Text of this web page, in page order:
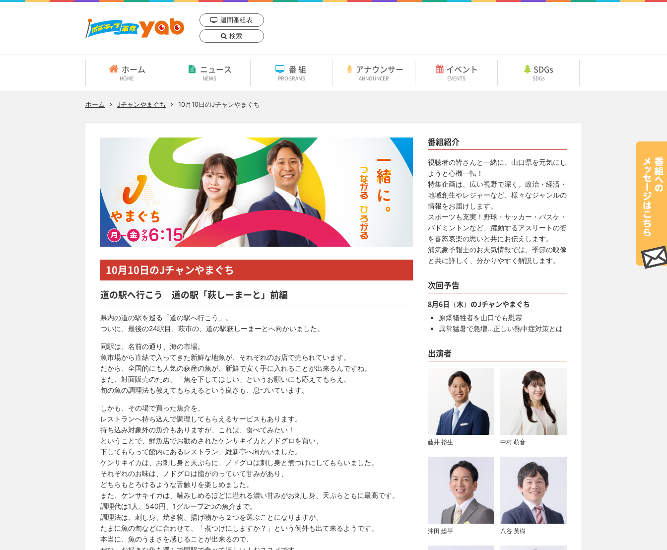
週間番組表
検索
ホーム
HOME
ニュース
NEWS
番組
PROGRAMS
アナウンサー
ANNOUNCER
イベント
EVENTS
SDGs
SDGs
ホーム Jチャンやまぐち 10月10日のJチャンやまぐち
10月10日のJチャンやまぐち
道の駅へ行こう 道の駅「萩しーまーと」前編
県内の道の駅を巡る「道の駅へ行こう」。
ついに、最後の24駅目、萩市の、道の駅萩しーまーとへ向かいました。
同駅は、名前の通り、海の市場。
魚市場から直結で入ってきた新鮮な地魚が、それぞれのお店で売られています。
だから、全国的にも人気の萩産の魚が、新鮮で安く手に入れることが出来るんですね。
また、対面販売のため、「魚を下してほしい」というお願いにも応えてもらえ、
旬の魚の調理法も教えてもらえるという良さも、息づいています。
しかも、その場で買った魚介を、
レストランへ持ち込んで調理してもらえるサービスもあります。
持ち込み対象外の魚介もありますが、これは、食べてみたい！
ということで、鮮魚店でお勧めされたケンサキイカとノドグロを買い、
下してもらって館内にあるレストラン、維新亭へ向かいました。
ケンサキイカは、お刺し身と天ぷらに、ノドグロは刺し身と煮つけにしてもらいました。
それぞれのお味は、ノドグロは脂がのっていて甘みがあり、
どちらもとろけるような舌触りを楽しめました。
また、ケンサキイカは、噛みしめるほどに溢れる濃い甘みがお刺し身、天ぷらともに最高です。
調理代は1人、540円、1グループ2つの魚介まで。
調理法は、刺し身、焼き物、揚げ物から２つを選ぶことになりますが、
たまに魚の旬などに合わせて、「煮つけにしますか？」という例外も出て来るようです。
本当に、魚のうまさを感じることが出来るので、
番組紹介
視聴者の皆さんと一緒に、山口県を元気にし
ようと心機一転！
特集企画は、広い視野で深く。政治・経済・
地域創生やレジャーなど、様々なジャンルの
情報をお届けします。
スポーツも充実！野球・サッカー・バスケ・
バドミントンなど、躍動するアスリートの姿
を喜怒哀楽の思いと共にお伝えします。
浦気象予報士のお天気情報では、季節の映像
と共に詳しく、分かりやすく解説します。
次回予告
8月6日（木）のJチャンやまぐち
原爆犠牲者を山口でも慰霊
異常猛暑で急増…正しい熱中症対策とは
出演者
藤井 裕生 中村 萌音
沖田 総平 八谷 英樹